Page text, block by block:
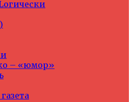
– «юмор»